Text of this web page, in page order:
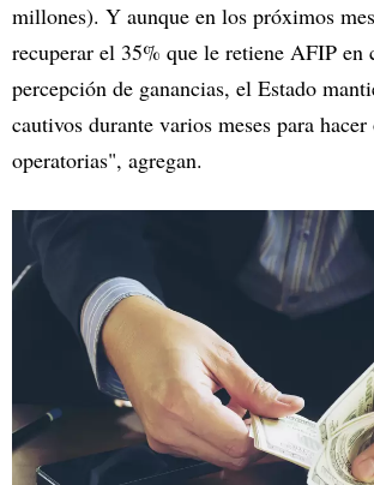
millones). Y aunque en los próximos
recuperar el 35% que le retiene AFIP en
percepción de ganancias, el Estado
cautivos durante varios meses para hacer
operatorias", agregan.